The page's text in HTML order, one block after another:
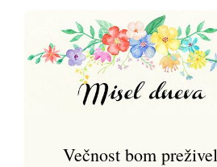
Večnost bom preživel